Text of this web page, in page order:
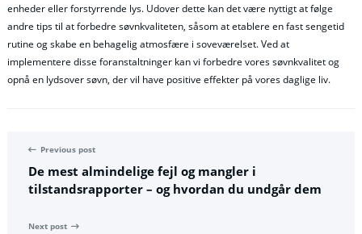
enheder eller forstyrrende lys. Udover dette kan det være nyttigt at følge
andre tips til at forbedre søvnkvaliteten, såsom at etablere en fast sengetid
rutine og skabe en behagelig atmosfære i soveværelset. Ved at
implementere disse foranstaltninger kan vi forbedre vores søvnkvalitet og
opnå en lydsover søvn, der vil have positive effekter på vores daglige liv.
Previous post
De mest almindelige fejl og mangler i
tilstandsrapporter – og hvordan du undgår dem
Next post